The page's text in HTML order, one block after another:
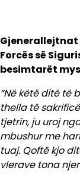
Gjenerallejtnat
Forcës së
besimtarët
“Në këtë ditë të
thella të
tjetrin, ju uroj
mbushur me
tuaj. Qoftë kjo
vlerave tona